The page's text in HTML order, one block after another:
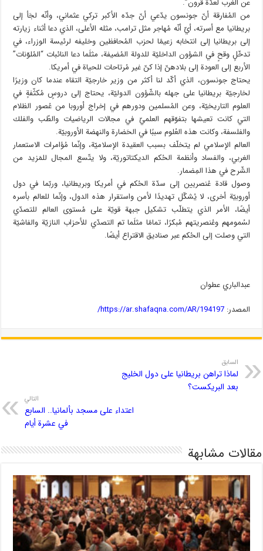
من المُفارقة أنّ جونسون يدّعي أنّ جدّه الأكبر تركي عثماني، وأنّه لجَأ إلى
بريطانيا مع أسرته، أيّ أنّه مُهاجر مثل ترامب، مثله الأعلى، الذي دعا أثناء زيارته
إلى بريطانيا إلى انتخابه زعيمًا لحزب المُحافظين وخليفه لرئيسة الوزراء، في
تدخّلٍ وقحٍ في الشؤون الداخليّة للدولة المُضيفة، مثلَما دعا النائبات “المُلوّنات”
الأربع إلى العودة إلى بلادهنّ إذا كنّ غير مُرتاحات للحياة في أمريكا.
يحتاج جونسون، الذي أكّد لنا أكثر من وزير خارجيّة التقاه عندما كان وزيرًا
لخارجيّة بريطانيا على جهله بالشّؤون الدوليّة، يحتاج إلى دروسٍ مُكثّفةٍ في
العلوم التاريخيّة، وعن المُسلمين ودورهم في إخراج أوروبا من عُصور الظلام
التي كانت تعيشها بتفوّقهم العلميّ في مجالات الرياضيات والطّب والفلك
والفلسفة، وكانت هذه العُلوم سببًا في الحَضارة والنهضة الأوروبيّة.
العالم الإسلامي لم يتخلّف بسبب العقيدة الإسلاميّة، وإنّما مُؤامرات الاستعمار
الغربي، والفساد وأنظمة الحُكم الديكتاتوريّة، ولا يتّسع المجال للمَزيد من
الشّرح في هذا المِضمار.
وصول قادة عُنصريين إلى سدّة الحُكم في أمريكا وبريطانيا، وربّما في دول
أوروبيّة أخرى، لا يُشكّل تهديدًا لأمن واستقرار هذه الدول، وإنّما للعالم بأسره
أيضًا، الأمر الذي يتطلّب تشكيل جبهة قويّة على مُستوى العالم للتصدّي
لسُمومهم وعُنصريتهم مُبكرًا، تمامًا مثلَما تم التصدّي للأحزاب النازيّة والفاشيّة
التي وصلت إلى الحُكم عبر صناديق الاقتراع أيضًا.
عبدالباري عطوان
المصدر:https://ar.shafaqna.com/AR/194197/
السابق
لماذا تراهن بريطانيا على دول الخليج
بعد البريكست؟
التالي
اعتداء على مسجد بألمانيا.. السابع
في عشرة أيام
مقالات مشابهة